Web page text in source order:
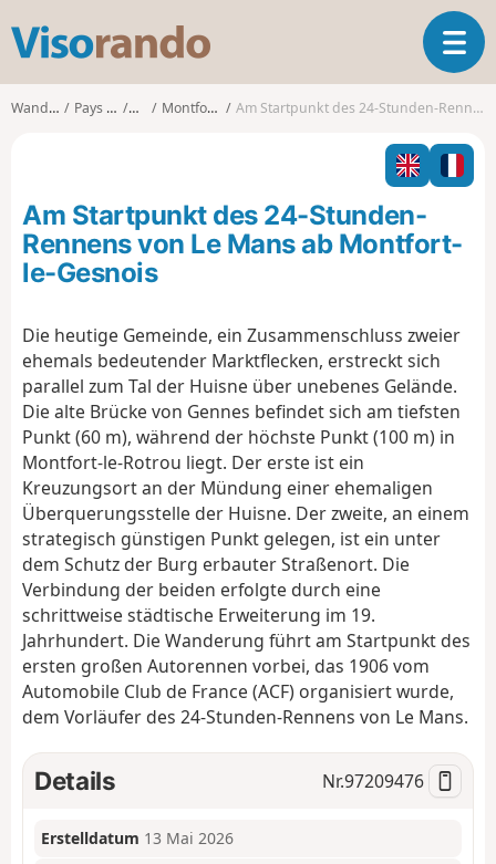
s
o
T
o
l
n
v
t
Wanderungen Pays de la Loire SartheMontfort-le-Gesnois Am Startpunkt des 24-Stunden-Rennens von Le Mans ab Montfort-le-Gesnois
Am Startpunkt des 24-Stunden-
Rennens von Le Mans ab Montfort-
le-Gesnois
Die heutige Gemeinde, ein Zusammenschluss zweier
ehemals bedeutender Marktflecken, erstreckt sich
parallel zum Tal der Huisne über unebenes Gelände.
Die alte Brücke von Gennes befindet sich am tiefsten
Punkt (60 m), während der höchste Punkt (100 m) in
Montfort-le-Rotrou liegt. Der erste ist ein
Kreuzungsort an der Mündung einer ehemaligen
Überquerungsstelle der Huisne. Der zweite, an einem
strategisch günstigen Punkt gelegen, ist ein unter
dem Schutz der Burg erbauter Straßenort. Die
Verbindung der beiden erfolgte durch eine
schrittweise städtische Erweiterung im 19.
Jahrhundert. Die Wanderung führt am Startpunkt des
ersten großen Autorennen vorbei, das 1906 vom
Automobile Club de France (ACF) organisiert wurde,
dem Vorläufer des 24-Stunden-Rennens von Le Mans.
Details Nr.97209476
Erstelldatum 13 Mai 2026